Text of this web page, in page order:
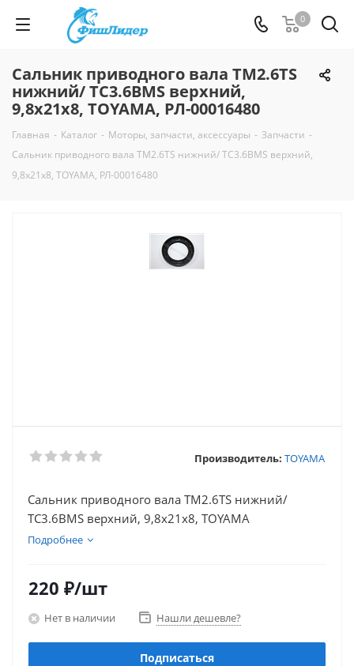
0
Сальник приводного вала TM2.6TS
нижний/ TC3.6BMS верхний,
9,8х21х8, TOYAMA, РЛ-00016480
Главная - Каталог - Моторы, запчасти, аксессуары - Запчасти -
Сальник приводного вала TM2.6TS нижний/ TC3.6BMS верхний,
9,8х21х8, TOYAMA, РЛ-00016480
Производитель: TOYAMA
Сальник приводного вала TM2.6TS нижний/
TC3.6BMS верхний, 9,8х21х8, TOYAMA
Подробнее
220 ₽/шт
Нет в наличии Нашли дешевле?
Подписаться